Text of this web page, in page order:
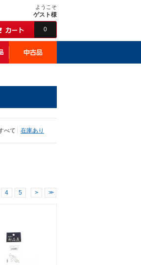
ようこそ
ゲスト様
0
べて 在庫あり
4 5 > >>